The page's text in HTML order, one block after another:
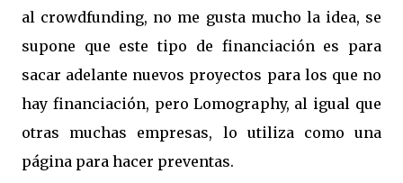
al crowdfunding, no me gusta mucho la idea, se
supone que este tipo de financiación es para
sacar adelante nuevos proyectos para los que no
hay financiación, pero Lomography, al igual que
otras muchas empresas, lo utiliza como una
página para hacer preventas.